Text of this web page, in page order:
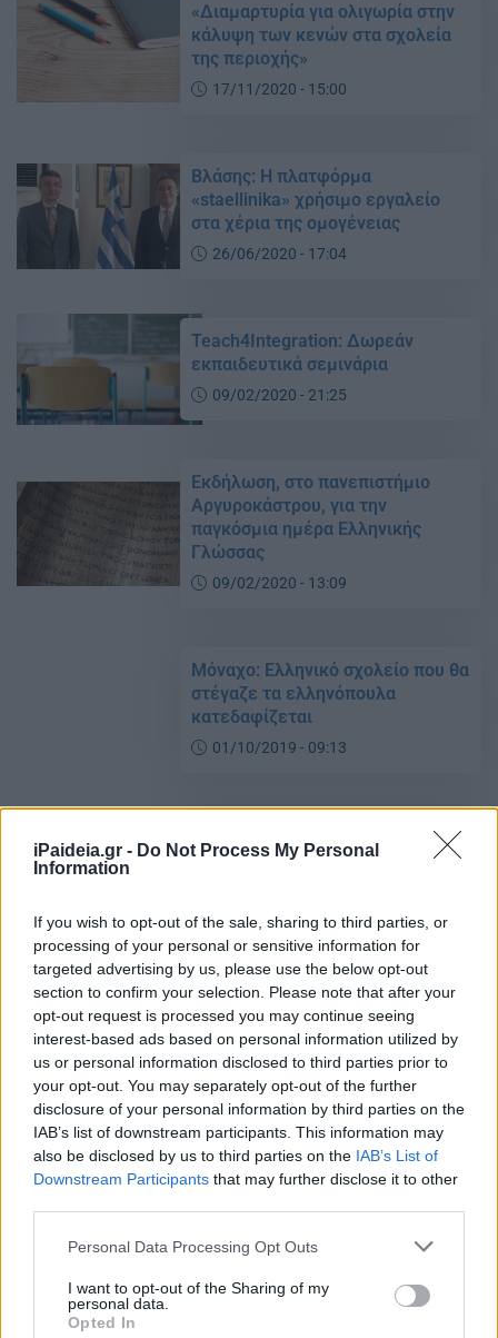
iPaideia.gr - Do Not Process My Personal
Information
If you wish to opt-out of the sale, sharing to third parties, or
processing of your personal or sensitive information for
targeted advertising by us, please use the below opt-out
section to confirm your selection. Please note that after your
opt-out request is processed you may continue seeing
interest-based ads based on personal information utilized by
us or personal information disclosed to third parties prior to
your opt-out. You may separately opt-out of the further
disclosure of your personal information by third parties on the
IAB’s list of downstream participants. This information may
also be disclosed by us to third parties on the IAB’s List of
Downstream Participants that may further disclose it to other
Please note that this website/app uses one or more Google
not limited to your visit or usage behaviour. You may click to
grant or deny consent to Google and its third-party tags to
Personal Data Processing Opt Outs
I want to opt-out of the Sharing of my
personal data.
Opted In
«Διαμαρτυρία για ολιγωρία στην
κάλυψη των κενών στα σχολεία
της περιοχής»
17/11/2020 - 15:00
Βλάσης: Η πλατφόρμα
«staellinika» χρήσιμο εργαλείο
στα χέρια της ομογένειας
26/06/2020 - 17:04
Teach4Integration: Δωρεάν
εκπαιδευτικά σεμινάρια
09/02/2020 - 21:25
Εκδήλωση, στο πανεπιστήμιο
Αργυροκάστρου, για την
παγκόσμια ημέρα Ελληνικής
Γλώσσας
09/02/2020 - 13:09
Μόναχο: Ελληνικό σχολείο που θα
στέγαζε τα ελληνόπουλα
κατεδαφίζεται
01/10/2019 - 09:13
Λήγει η προθεσμία μετεγγραφών
για μαθητές Δευτεροβάθμιας από
30/03/2018 - 12:42
Διαμαρτυρία αποσπασμένων
εκπαιδευτικών στο εξωτερικό
02/07/2017 - 21:23
Κελλας: “Πόντιος Πιλάτος ο
Ζουράρις για το πρόβλημα με το
Λύκειο του Μονάχου”
27/06/2017 - 23:36